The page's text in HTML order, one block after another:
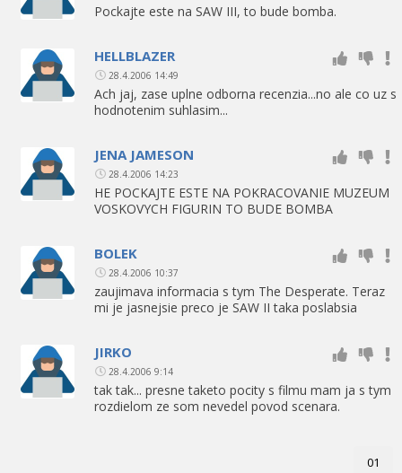
Pockajte este na SAW III, to bude bomba.
HELLBLAZER
28.4.2006 14:49
Ach jaj, zase uplne odborna recenzia...no ale co uz s
hodnotenim suhlasim...
JENA JAMESON
28.4.2006 14:23
HE POCKAJTE ESTE NA POKRACOVANIE MUZEUM
VOSKOVYCH FIGURIN TO BUDE BOMBA
BOLEK
28.4.2006 10:37
zaujimava informacia s tym The Desperate. Teraz
mi je jasnejsie preco je SAW II taka poslabsia
JIRKO
28.4.2006 9:14
tak tak... presne taketo pocity s filmu mam ja s tym
rozdielom ze som nevedel povod scenara.
01